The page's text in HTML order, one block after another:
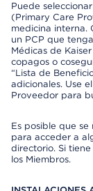
Puede
(Primary Care
medicina interna.
un PCP que
Médicas de
copagos o
“Lista de
adicionales. Use
Proveedor para
Es posible que
para acceder a
directorio. Si
los Miembros.